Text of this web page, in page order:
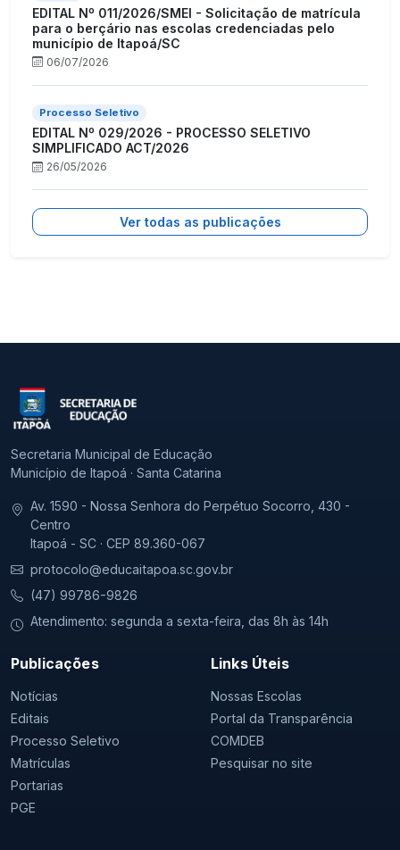
EDITAL Nº 011/2026/SMEI - Solicitação de matrícula
para o berçário nas escolas credenciadas pelo
município de Itapoá/SC
06/07/2026
Processo Seletivo
EDITAL Nº 029/2026 - PROCESSO SELETIVO
SIMPLIFICADO ACT/2026
26/05/2026
Ver todas as publicações
Secretaria Municipal de Educação
Município de Itapoá · Santa Catarina
Av. 1590 - Nossa Senhora do Perpétuo Socorro, 430 -
Centro
Itapoá - SC · CEP 89.360-067
protocolo@educaitapoa.sc.gov.br
(47) 99786-9826
Atendimento: segunda a sexta-feira, das 8h às 14h
Publicações
Notícias
Editais
Processo Seletivo
Matrículas
Portarias
PGE
Links Úteis
Nossas Escolas
Portal da Transparência
COMDEB
Pesquisar no site